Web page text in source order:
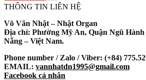
THÔNG TIN LIÊN HỆ
Võ Văn Nhật – Nhật Organ
Địa chỉ: Phường Mỹ An, Quận Ngũ
Nẵng – Việt Nam.
Phone number / Zalo / Viber: (+84)
EMAIL: vannhatdn1995@gmail.com
Facebook cá nhân